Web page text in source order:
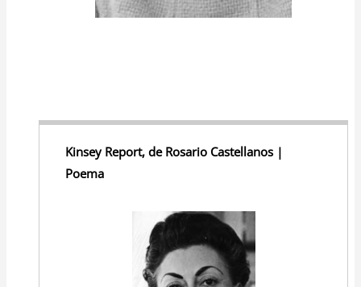
Kinsey Report, de Rosario Castellanos |
Poema